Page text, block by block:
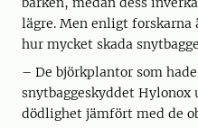
lägre. Men enligt
hur mycket skada
– De björkplantor som
snytbaggeskyddet
dödlighet jämfört med de